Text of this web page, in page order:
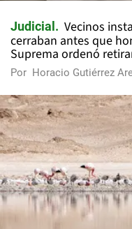
Judicial
Vecinos
cerraban antes que
Suprema ordenó
Por Horacio Gutiérrez